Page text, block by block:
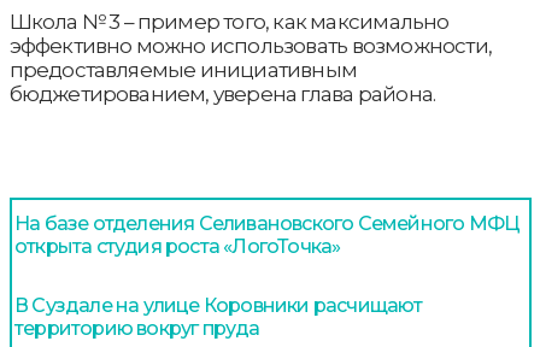
Школа № 3 – пример того, как максимально
эффективно можно использовать возможности,
предоставляемые инициативным
бюджетированием, уверена глава района.
На базе отделения Селивановского Семейного МФЦ
открыта студия роста «ЛогоТочка»
В Суздале на улице Коровники расчищают
территорию вокруг пруда